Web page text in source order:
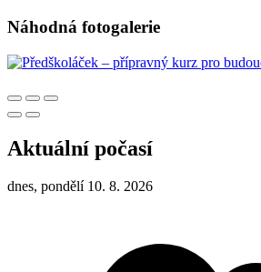
Náhodná fotogalerie
Aktuální počasí
dnes, pondělí 10. 8. 2026